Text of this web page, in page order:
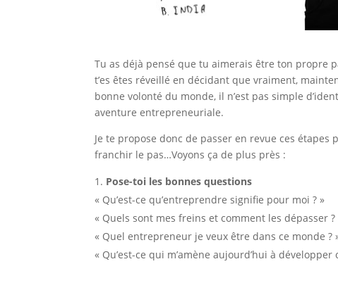
Tu as déjà pensé que tu aimerais être ton propre
t’es êtes réveillé en décidant que vraiment,
bonne volonté du monde, il n’est pas simple
aventure entrepreneuriale.
Je te propose donc de passer en revue ces étapes
franchir le pas…Voyons ça de plus près :
Pose-toi les bonnes questions
« Qu’est-ce qu’entreprendre signifie pour moi ? »
« Quels sont mes freins et comment les dépasser ?
« Quel entrepreneur je veux être dans ce monde ?
« Qu’est-ce qui m’amène aujourd’hui à